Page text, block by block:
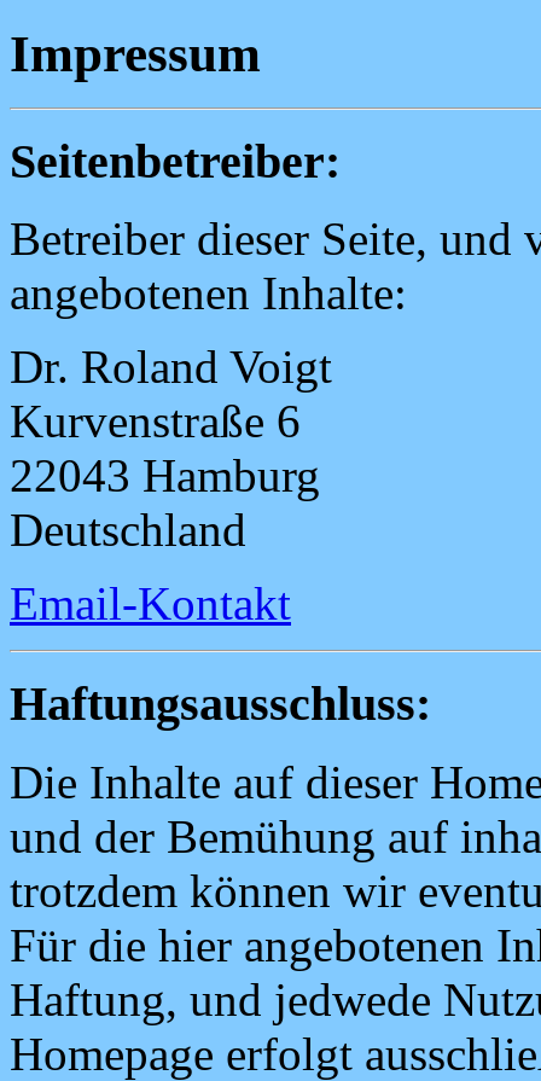
Impressum
Seitenbetreiber:
Betreiber dieser Seite,
angebotenen Inhalte:
Dr. Roland Voigt
Kurvenstraße 6
22043 Hamburg
Deutschland
Email-Kontakt
Haftungsausschluss:
Die Inhalte auf dieser
und der Bemühung auf
trotzdem können wir
Für die hier angebotenen
Haftung, und jedwede
Homepage erfolgt